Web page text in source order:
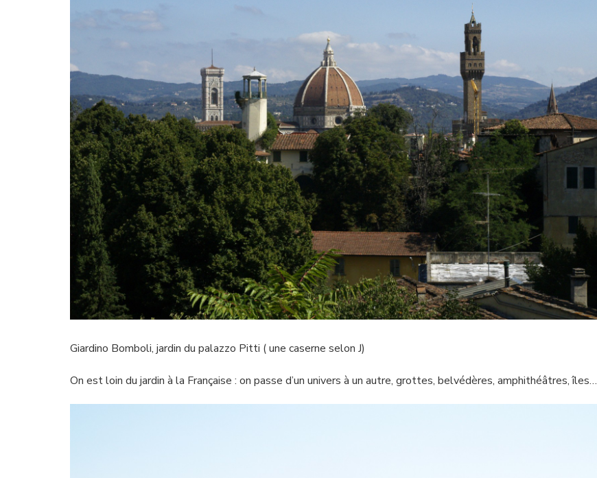
Giardino Bomboli, jardin du palazzo Pitti ( une caserne selon J)
On est loin du jardin à la Française : on passe d’un univers à un autre, grottes, belvédères, amphithéâtres, îles…